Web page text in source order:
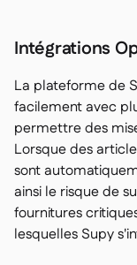
Intégrations
La plateforme de
facilement avec
permettre des
Lorsque des
sont
ainsi le risque de
fournitures
lesquelles Supy